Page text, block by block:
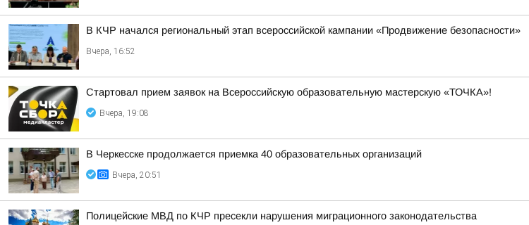
В КЧР начался региональный этап всероссийской кампании «Продвижение безопасности»
Вчера, 16:52
Стартовал прием заявок на Всероссийскую образовательную мастерскую «ТОЧКА»!
Вчера, 19:08
В Черкесске продолжается приемка 40 образовательных организаций
Вчера, 20:51
Полицейские МВД по КЧР пресекли нарушения миграционного законодательства